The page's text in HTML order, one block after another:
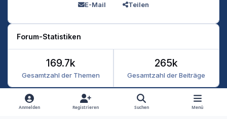
E-Mail Teilen
Forum-Statistiken
Gesamtzahl der Themen
169.7k
Gesamtzahl der Beiträge
265k
Heller Modus
Dunkler Modus
Systemeinstellung
Anmelden Registrieren Suchen Menü